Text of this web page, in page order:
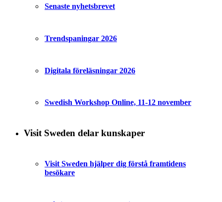
Senaste nyhetsbrevet
Trendspaningar 2026
Digitala föreläsningar 2026
Swedish Workshop Online, 11-12 november
Visit Sweden delar kunskaper
Visit Sweden hjälper dig förstå framtidens
besökare